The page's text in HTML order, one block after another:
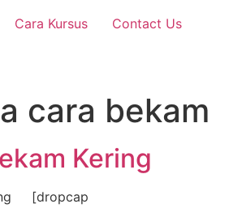
Cara Kursus
Contact Us
cara bekam
Kering
[dropcap